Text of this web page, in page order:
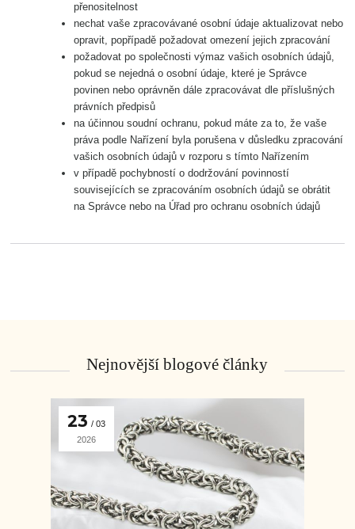
přenositelnost
nechat vaše zpracovávané osobní údaje aktualizovat nebo
opravit, popřípadě požadovat omezení jejich zpracování
požadovat po společnosti výmaz vašich osobních údajů,
pokud se nejedná o osobní údaje, které je Správce
povinen nebo oprávněn dále zpracovávat dle příslušných
právních předpisů
na účinnou soudní ochranu, pokud máte za to, že vaše
práva podle Nařízení byla porušena v důsledku zpracování
vašich osobních údajů v rozporu s tímto Nařízením
v případě pochybností o dodržování povinností
souvisejících se zpracováním osobních údajů se obrátit
na Správce nebo na Úřad pro ochranu osobních údajů
Nejnovější blogové články
23
03
2026